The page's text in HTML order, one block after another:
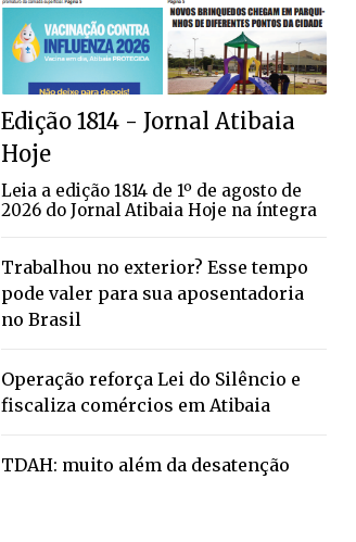
Edição 1814 - Jornal Atibaia
Hoje
Leia a edição 1814 de 1º de agosto de
2026 do Jornal Atibaia Hoje na íntegra
Trabalhou no exterior? Esse tempo
pode valer para sua aposentadoria
no Brasil
Operação reforça Lei do Silêncio e
fiscaliza comércios em Atibaia
TDAH: muito além da desatenção